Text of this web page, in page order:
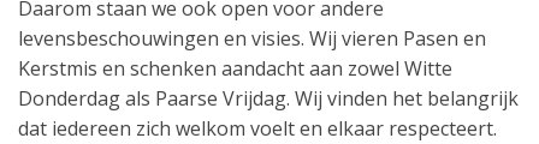
Daarom staan we ook open voor andere
levensbeschouwingen en visies. Wij vieren Pasen en
Kerstmis en schenken aandacht aan zowel Witte
Donderdag als Paarse Vrijdag. Wij vinden het belangrijk
dat iedereen zich welkom voelt en elkaar respecteert.